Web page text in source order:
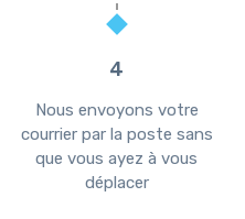
4
Nous envoyons votre
courrier par la poste sans
que vous ayez à vous
déplacer